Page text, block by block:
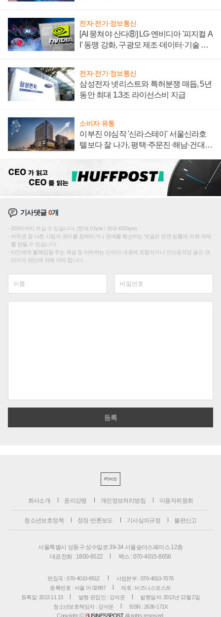
전자·전기·정보통신
[AI 뭉쳐야 산다⑧] LG·엔비디아 '피지컬 A
I' 동맹 강화, 구광모 제조·데이터·기술 결
전자·전기·정보통신
삼성전자 넷리스트와 특허분쟁 매듭, 5년
동안 최대 1.3조 라이선스비 지급
소비자·유통
이부진 야심작 '신라스테이' 서울신라호
텔보다 잘 나가, 평택·주문진·해남·건대로
기사댓글0개
200자까지 쓰실 수 있습니다. (현재 0 byte / 최대 400byte)
저작권 등 다른 사람의 권리를 침해하거나 명예를 훼손하는 댓글은 관련 법률에 의해 제재
를 받을 수 있습니다.
타인에게 불쾌감을 주는 욕설 등 비하하는 단어가 내용에 포함되거나 인신공격성 글은 관
리자의 판단에 의해 삭제 합니다.
PC버전
회사소개 윤리강령 개인정보처리방침 이용자위원회
청소년보호정책 정정·반론보도 기사심의규정 불편신고
서울특별시 성동구 성수일로 39-34 서울숲더스페이스 12층
대표전화 : 1800-6522
팩스 : 070-4015-8658
편집국 : 070-4010-8512
사업본부 : 070-4010-7078
등록번호 : 서울 아 02897
제호 : 비즈니스포스트
등록일: 2013.11.13
발행·편집인 : 강석운
발행일자: 2013년 12월 2일
청소년보호책임자 : 강석운
ISSN : 2636-171X
Copyright ⓒ BUSINESSPOST. All rights reserved.